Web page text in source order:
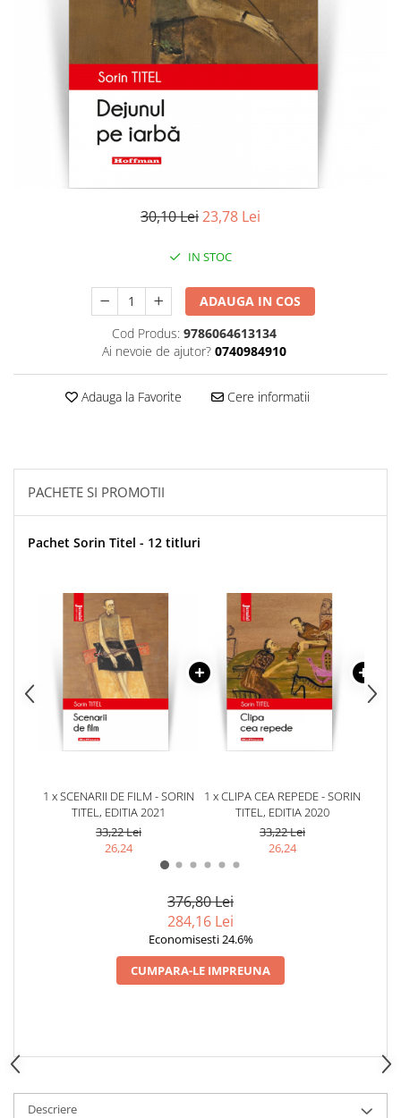
Contemporana
Publicistica / Reportaje / Interviuri
Sociologie si filozofie
30,10 Lei23,78 Lei
IN STOC
ADAUGA IN COS
Cod Produs: 9786064613134
Ai nevoie de ajutor? 0740984910
Adauga la Favorite Cere informatii
PACHETE SI PROMOTII
Pachet Sorin Titel - 12 titluri
1 x SCENARII DE FILM - SORIN
TITEL, EDITIA 2021
33,22 Lei
26,24
1 x CLIPA CEA REPEDE - SORIN
TITEL, EDITIA 2020
33,22 Lei
26,24
376,80 Lei
284,16 Lei
Economisesti 24.6%
CUMPARA-LE IMPREUNA
Descriere